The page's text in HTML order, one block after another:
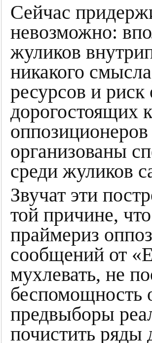
Сейчас
невозможно:
жуликов
никакого
ресурсов и риск
дорогостоящих
организованы
среди жуликов
Звучат эти
той причине,
праймериз
сообщений от
мухлевать, не
беспомощность
предвыборы
почистить ряды